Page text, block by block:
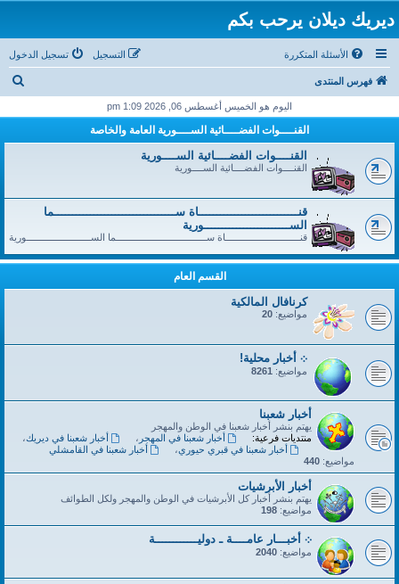
ديريك ديلان يرحب بكم
الأسئلة المتكررة تسجيل الدخول التسجيل
فهرس المنتدى
اليوم هو الخميس أغسطس 06, 2026 1:09 pm
القنــــوات الفضــــائية الســــورية العامة والخاصة
القنــــوات الفضــــائية الســــورية
القنــــوات الفضــــائية الســــورية
قنــــــــــــــــــــــــــــاة ســــــــــــــــــــــــــــــــــما
الســــــــــــــــــــــــورية
قنــــــــــــــــــــــــــــاة ســــــــــــــــــــــــــــــــــما الســــــــــــــــــــــــورية
القسم العام
كرنافال المالكية
مواضيع: 20
܀ أخبار محلية!
مواضيع: 8261
أخبار شعبنا
يهتم بنشر أخبار شعبنا في الوطن والمهجر
منتديات فرعية:
أخبار شعبنا في المهجر ، أخبار شعبنا في ديريك،
أخبار شعبنا في قبري حيوري،
أخبار شعبنا في القامشلي
مواضيع: 440
أخبار الأبرشيات
يهتم بنشر أخبار كل الأبرشيات في الوطن والمهجر ولكل الطوائف
مواضيع: 198
܀ أخبـــار عامــــة ـ دوليــــــــــــة
مواضيع: 2040